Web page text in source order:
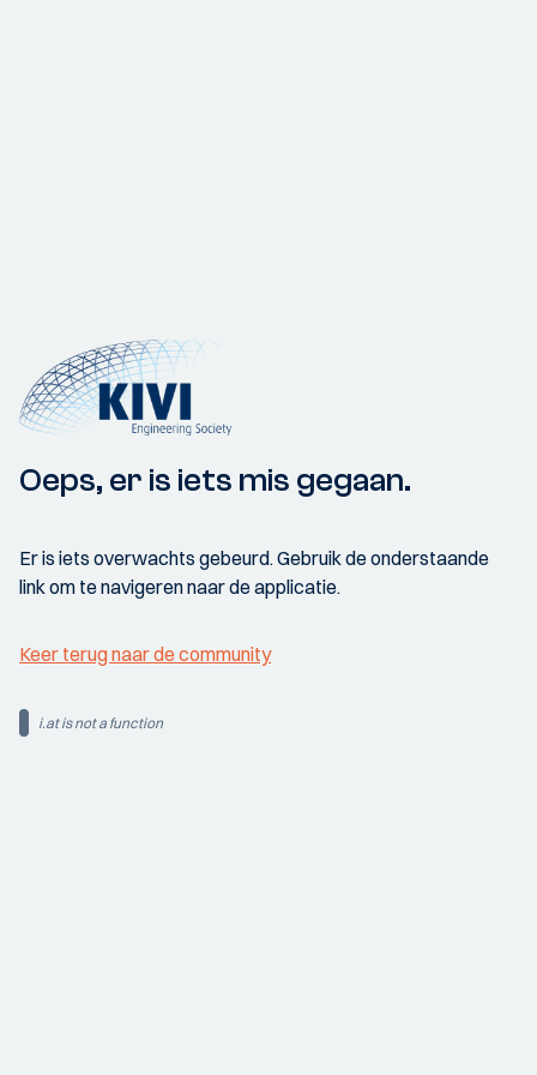
Oeps, er is iets mis gegaan.
Er is iets overwachts gebeurd. Gebruik de onderstaande
link om te navigeren naar de applicatie.
Keer terug naar de community
i.at is not a function